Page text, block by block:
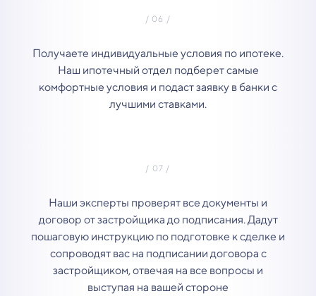
Получаете индивидуальные условия по ипотеке.
Наш ипотечный отдел подберет самые
комфортные условия и подаст заявку в банки с
лучшими ставками.
Наши эксперты проверят все документы и
договор от застройщика до подписания. Дадут
пошаговую инструкцию по подготовке к сделке и
сопроводят вас на подписании договора с
застройщиком, отвечая на все вопросы и
выступая на вашей стороне